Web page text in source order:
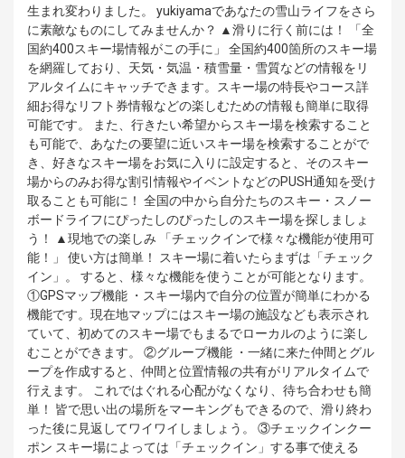
生まれ変わりました。 yukiyamaであなたの雪山ライフをさら
に素敵なものにしてみませんか？ ▲滑りに行く前には！ 「全
国約400スキー場情報がこの手に」 全国約400箇所のスキー場
を網羅しており、天気・気温・積雪量・雪質などの情報をリ
アルタイムにキャッチできます。スキー場の特長やコース詳
細お得なリフト券情報などの楽しむための情報も簡単に取得
可能です。 また、行きたい希望からスキー場を検索すること
も可能で、あなたの要望に近いスキー場を検索することがで
き、好きなスキー場をお気に入りに設定すると、そのスキー
場からのみお得な割引情報やイベントなどのPUSH通知を受け
取ることも可能に！ 全国の中から自分たちのスキー・スノー
ボードライフにぴったしのぴったしのスキー場を探しましょ
う！ ▲現地での楽しみ 「チェックインで様々な機能が使用可
能！」 使い方は簡単！ スキー場に着いたらまずは「チェック
イン」。 すると、様々な機能を使うことが可能となります。
①GPSマップ機能 ・スキー場内で自分の位置が簡単にわかる
機能です。現在地マップにはスキー場の施設なども表示され
ていて、初めてのスキー場でもまるでローカルのように楽し
むことができます。 ②グループ機能 ・一緒に来た仲間とグル
ープを作成すると、仲間と位置情報の共有がリアルタイムで
行えます。 これではぐれる心配がなくなり、待ち合わせも簡
単！ 皆で思い出の場所をマーキングもできるので、滑り終わ
った後に見返してワイワイしましょう。 ③チェックインクー
ポン スキー場によっては「チェックイン」する事で使える